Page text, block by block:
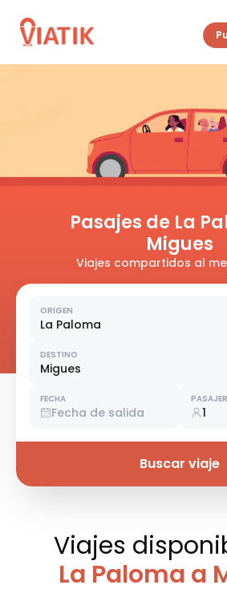
Pasajes de La
Migues
Viajes compartidos al
ORIGEN
La Paloma
DESTINO
Migues
FECHA
Fecha de salida 1
Buscar viaje
Viajes
La Paloma a